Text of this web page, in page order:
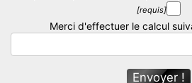
Merci d'effectuer le calcul